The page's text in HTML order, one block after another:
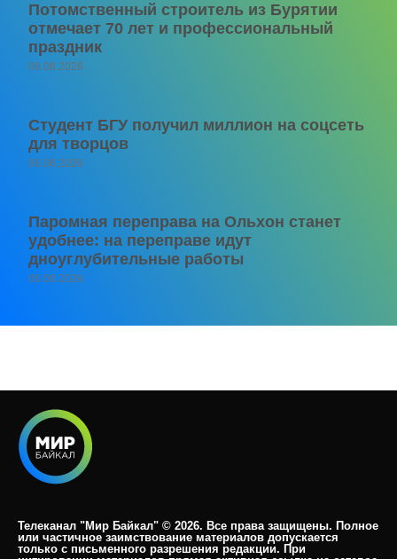
Потомственный строитель из Бурятии
отмечает 70 лет и профессиональный
праздник
06.08.2026
Студент БГУ получил миллион на соцсеть
для творцов
06.08.2026
Паромная переправа на Ольхон станет
удобнее: на переправе идут
дноуглубительные работы
06.08.2026
Телеканал "Мир Байкал" © 2026. Все права защищены. Полное
или частичное заимствование материалов допускается
только с письменного разрешения редакции. При